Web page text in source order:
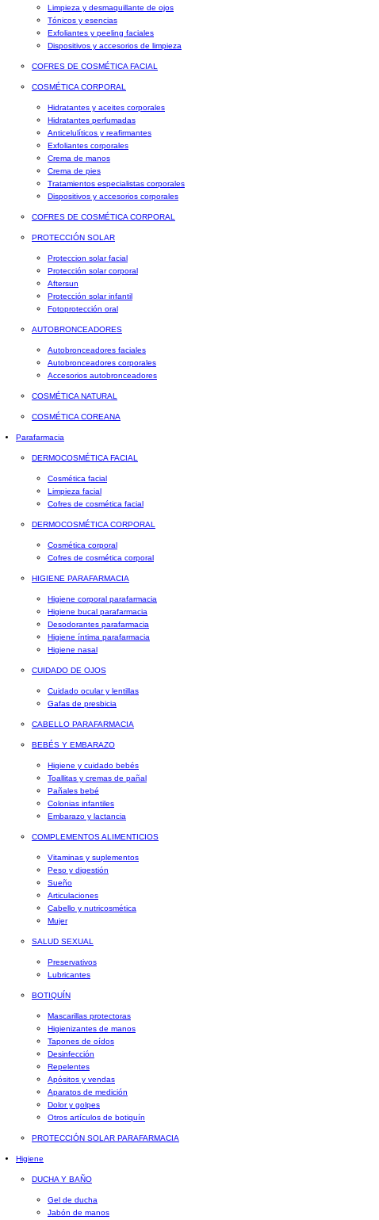
Limpieza y desmaquillante de ojos
Tónicos y esencias
Exfoliantes y peeling faciales
Dispositivos y accesorios de limpieza
COFRES DE COSMÉTICA FACIAL
COSMÉTICA CORPORAL
Hidratantes y aceites corporales
Hidratantes perfumadas
Anticelulíticos y reafirmantes
Exfoliantes corporales
Crema de manos
Crema de pies
Tratamientos especialistas corporales
Dispositivos y accesorios corporales
COFRES DE COSMÉTICA CORPORAL
PROTECCIÓN SOLAR
Proteccion solar facial
Protección solar corporal
Aftersun
Protección solar infantil
Fotoprotección oral
AUTOBRONCEADORES
Autobronceadores faciales
Autobronceadores corporales
Accesorios autobronceadores
COSMÉTICA NATURAL
COSMÉTICA COREANA
Parafarmacia
DERMOCOSMÉTICA FACIAL
Cosmética facial
Limpieza facial
Cofres de cosmética facial
DERMOCOSMÉTICA CORPORAL
Cosmética corporal
Cofres de cosmética corporal
HIGIENE PARAFARMACIA
Higiene corporal parafarmacia
Higiene bucal parafarmacia
Desodorantes parafarmacia
Higiene íntima parafarmacia
Higiene nasal
CUIDADO DE OJOS
Cuidado ocular y lentillas
Gafas de presbicia
CABELLO PARAFARMACIA
BEBÉS Y EMBARAZO
Higiene y cuidado bebés
Toallitas y cremas de pañal
Pañales bebé
Colonias infantiles
Embarazo y lactancia
COMPLEMENTOS ALIMENTICIOS
Vitaminas y suplementos
Peso y digestión
Sueño
Articulaciones
Cabello y nutricosmética
Mujer
SALUD SEXUAL
Preservativos
Lubricantes
BOTIQUÍN
Mascarillas protectoras
Higienizantes de manos
Tapones de oídos
Desinfección
Repelentes
Apósitos y vendas
Aparatos de medición
Dolor y golpes
Otros artículos de botiquín
PROTECCIÓN SOLAR PARAFARMACIA
Higiene
DUCHA Y BAÑO
Gel de ducha
Jabón de manos